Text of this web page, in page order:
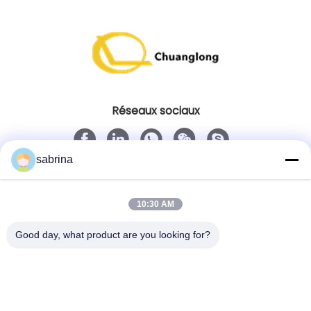
Réseaux sociaux
E-mail
sabrina
10:30 AM
Good day, what product are you looking for?